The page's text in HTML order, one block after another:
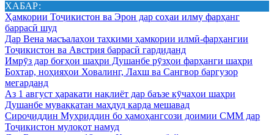
ХАБАР:
Ҳамкории Тоҷикистон ва Эрон дар соҳаи илму фарҳанг
баррасӣ шуд
Дар Вена масъалаҳои таҳкими ҳамкории илмӣ-фарҳангии
Тоҷикистон ва Австрия баррасӣ гардиданд
Имрӯз дар боғҳои шаҳри Душанбе рӯзҳои фарҳанги шаҳри
Бохтар, ноҳияҳои Ховалинг, Лахш ва Сангвор баргузор
мегарданд
Аз 1 август ҳаракати нақлиёт дар баъзе кӯчаҳои шаҳри
Душанбе муваққатан маҳдуд карда мешавад
Сироҷиддин Муҳриддин бо ҳамоҳангсози доимии СММ дар
Тоҷикистон мулоқот намуд